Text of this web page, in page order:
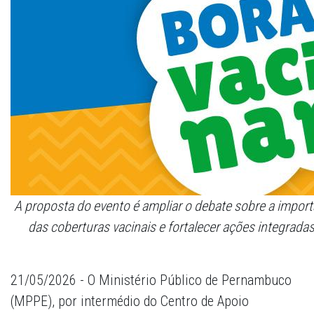
A proposta do evento é ampliar o debate sobre a
das coberturas vacinais e fortalecer ações
21/05/2026 - O Ministério Público de Pernambuco
(MPPE), por intermédio do Centro de Apoio